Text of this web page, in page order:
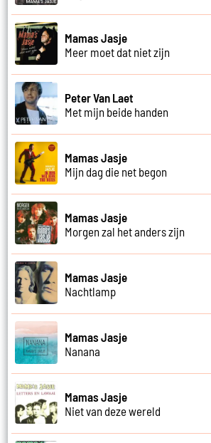
Mamas Jasje
Meer moet dat niet zijn
Peter Van Laet
Met mijn beide handen
Mamas Jasje
Mijn dag die net begon
Mamas Jasje
Morgen zal het anders zijn
Mamas Jasje
Nachtlamp
Mamas Jasje
Nanana
Mamas Jasje
Niet van deze wereld